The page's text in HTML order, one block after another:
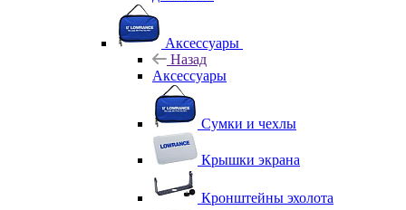
Аксессуары
Назад
Аксессуары
Сумки и чехлы
Крышки экрана
Кронштейны эхолота